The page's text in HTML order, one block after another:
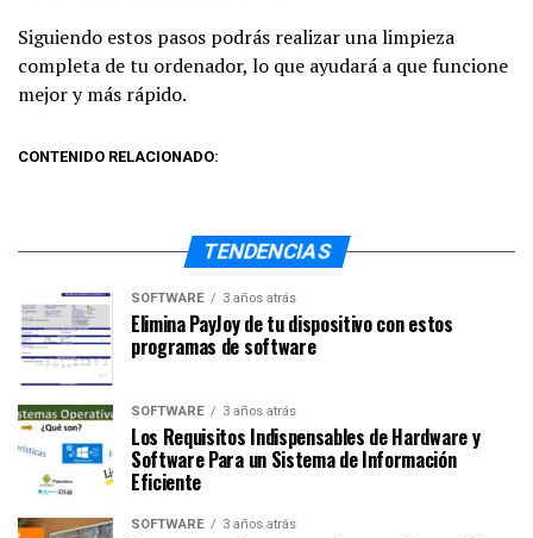
Siguiendo estos pasos podrás realizar una limpieza
completa de tu ordenador, lo que ayudará a que funcione
mejor y más rápido.
CONTENIDO RELACIONADO:
TENDENCIAS
SOFTWARE 3 años atrás
Elimina PayJoy de tu dispositivo con estos
programas de software
SOFTWARE 3 años atrás
Los Requisitos Indispensables de Hardware y
Software Para un Sistema de Información
Eficiente
SOFTWARE 3 años atrás